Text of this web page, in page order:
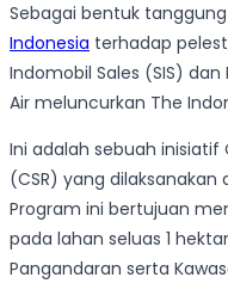
Sebagai bentuk
Indonesia terhadap
Indomobil Sales (SIS)
Air meluncurkan The
Ini adalah sebuah inisiatif
(CSR) yang
Program ini bertujuan
pada lahan seluas 1
Pangandaran serta